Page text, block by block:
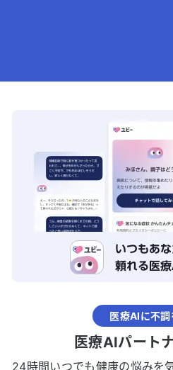
医療AIに不調
医療AIパート
24時間いつでも健康の悩みを